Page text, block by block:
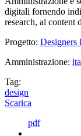
digitali fornendo
research, al content
Progetto: Designers
Amministrazione:
Tag:
design
Scarica
pdf